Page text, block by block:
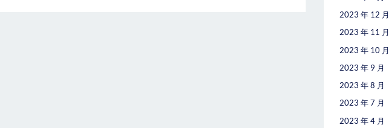
2023 年 12 月
2023 年 11 月
2023 年 10 月
2023 年 9 月
2023 年 8 月
2023 年 7 月
2023 年 4 月